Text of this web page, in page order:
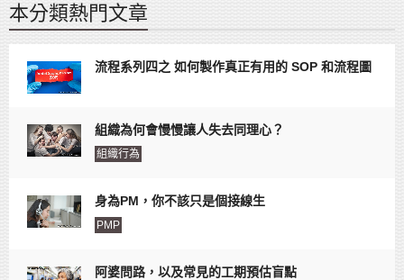
本分類熱門文章
流程系列四之 如何製作真正有用的 SOP 和流程圖
組織為何會慢慢讓人失去同理心？
組織行為
身為PM，你不該只是個接線生
PMP
阿婆問路，以及常見的工期預估盲點